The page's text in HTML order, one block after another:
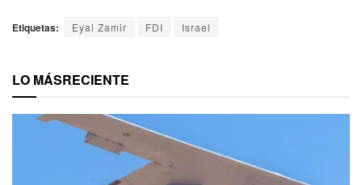
Etiquetas: Eyal Zamir FDI Israel
LO MÁSRECIENTE